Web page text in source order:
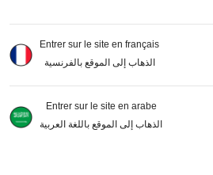
Entrer sur le site en français
الذهاب إلى الموقع بالفرنسية
Entrer sur le site en arabe
الذهاب إلى الموقع باللغة العربية